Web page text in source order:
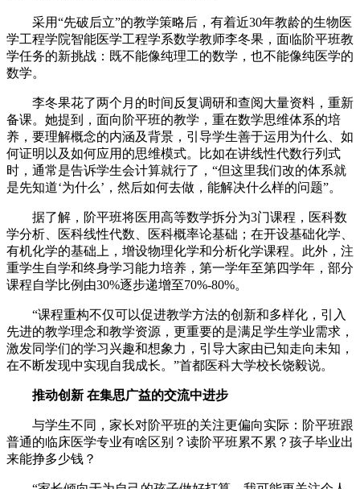
采用“先破后立”的教学策略后，有着近30年教龄的生物医
学工程学院智能医学工程学系数学教师李冬果，面临阶平班教
学任务的新挑战：既不能像纯理工的数学，也不能像纯医学的
数学。
李冬果花了两个月的时间反复调研和查阅大量资料，重新
备课。她提到，面向阶平班的教学，重在数学思维体系的培
养，要理解概念的内涵及背景，引导学生善于运用为什么、如
何证明以及如何应用的思维模式。比如在讲线性代数行列式
时，通常是告诉学生会计算就行了，“但这里我们改的体系就
是先知道‘为什么’，然后如何去做，能解决什么样的问题”。
据了解，阶平班将医用高等数学拆分为3门课程，医科数
学分析、医科线性代数、医科概率论基础；在开设基础化学、
有机化学的基础上，增设物理化学和分析化学课程。此外，注
重学生自学和终身学习能力培养，第一学年至第四学年，部分
课程自学比例由30%逐步递增至70%-80%。
“课程重构不仅可以促进教学方法的创新和多样化，引入
先进的教学理念和教学资源，更重要的是满足学生学业需求，
激发同学们的学习兴趣和想象力，引导大家由已知走向未知，
在不断发现中实现自我成长。”首都医科大学校长饶毅说。
推动创新 在集思广益的交流中进步
与学生不同，家长对阶平班的关注更偏向实际：阶平班跟
普通的临床医学专业有啥区别？读阶平班累不累？孩子毕业出
来能挣多少钱？